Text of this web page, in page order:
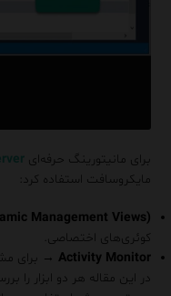
برای مانیتورینگ حرفه‌ای
مایکروسافت استفاده کرد:
Management Views)
کوئری‌های اختصاصی.
Activity Monitor → برای
در این مقاله هر دو ابزار را